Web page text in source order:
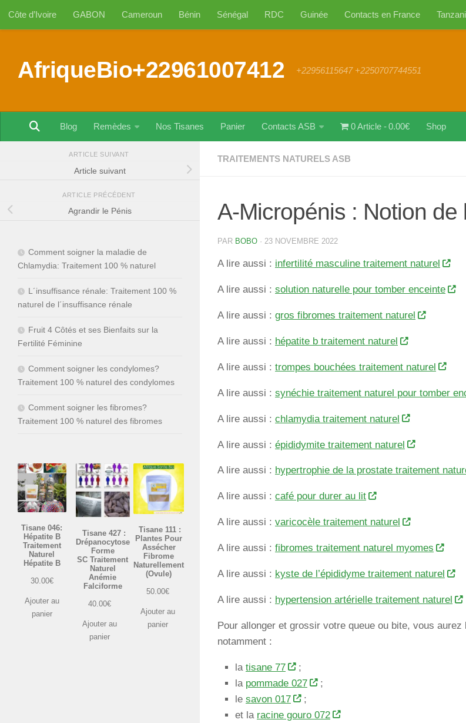
Au dessous du contenu
Côte d’Ivoire GABON Cameroun Bénin Sénégal RDC Guinée Contacts en France
AfriqueBio+22961007412 +22956115647 +2250707744551
Blog Remèdes Nos Tisanes Panier Contacts ASB 0 Article 0.00€ Shop
TRAITEMENTS NATURELS ASB
A-Micropénis : Notion de
PAR BOBO · 23 NOVEMBRE 2022
A lire aussi : infertilité masculine traitement naturel
A lire aussi : solution naturelle pour tomber enceinte
A lire aussi : gros fibromes traitement naturel
A lire aussi : hépatite b traitement naturel
A lire aussi : trompes bouchées traitement naturel
A lire aussi : synéchie traitement naturel pour tomber
A lire aussi : chlamydia traitement naturel
A lire aussi : épididymite traitement naturel
A lire aussi : hypertrophie de la prostate traitement
A lire aussi : café pour durer au lit
A lire aussi : varicocèle traitement naturel
A lire aussi : fibromes traitement naturel myomes
A lire aussi : kyste de l’épididyme traitement naturel
A lire aussi : hypertension artérielle traitement naturel
Pour allonger et grossir votre queue ou bite, vous aurez
notamment :
la tisane 77
;
la pommade 027
;
le savon 017
;
et la racine gouro 072
ARTICLE SUIVANT
Article suivant
ARTICLE PRÉCÉDENT
Agrandir le Pénis
Comment soigner la maladie de
Chlamydia: Traitement 100 % naturel
L´insuffisance rénale: Traitement 100 %
naturel de l´insuffisance rénale
Fruit 4 Côtés et ses Bienfaits sur la
Fertilité Féminine
Comment soigner les condylomes?
Traitement 100 % naturel des condylomes
Comment soigner les fibromes?
Traitement 100 % naturel des fibromes
Tisane 046:
Hépatite B
Traitement
Naturel
Hépatite B
30.00€
Ajouter au
panier
Tisane 427 :
Drépanocytose
Forme
SC Traitement
Naturel
Anémie
Falciforme
40.00€
Ajouter au
panier
Tisane 111 :
Plantes Pour
Assécher
Fibrome
Naturellement
(Ovule)
50.00€
Ajouter au
panier